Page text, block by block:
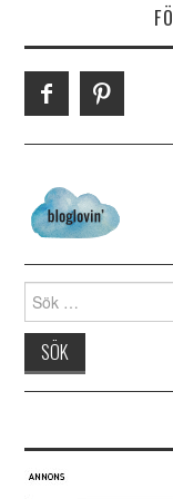
Search for: